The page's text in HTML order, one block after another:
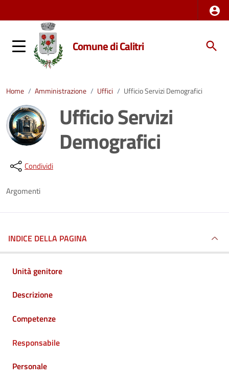
Comune di Calitri
Home / Amministrazione / Uffici / Ufficio Servizi Demografici
Ufficio Servizi
Demografici
Condividi
Argomenti
INDICE DELLA PAGINA
Unità genitore
Descrizione
Competenze
Responsabile
Personale